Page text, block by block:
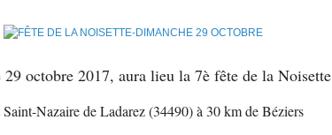
octobre 2017, aura lieu la 7è fête de la Noisette
Saint-Nazaire de Ladarez (34490) à 30 km de Béziers